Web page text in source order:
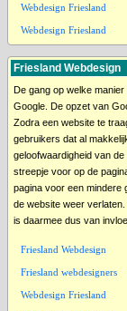
Webdesign Friesland
Webdesign Friesland
Friesland Webdesign
De gang op welke
Google. De opzet van
Zodra een website te
gebruikers dat al
geloofwaardigheid van
streepje voor op de
pagina voor een mindere
de website weer
is daarmee dus van
Friesland Webdesign
Friesland webdesigners
Webdesign Friesland